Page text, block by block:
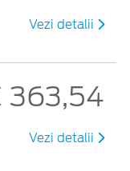
Vezi detalii
363,54
Vezi detalii